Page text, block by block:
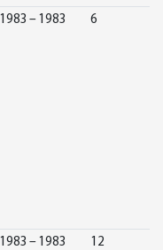
1983 – 1983 6
1983 – 1983 12